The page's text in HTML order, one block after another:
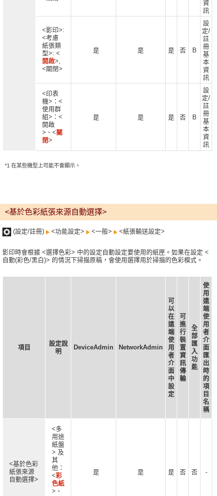
資
訊
<影印>:
<考慮
紙張類
型>: <
開啟>,
<關閉>
是 是 是 否 B
設
定/
註
冊
基
本
資
訊
<印表
機>：<
使用群
組>：<
開啟
>、< 關
閉>
是 是 是 否 B
設
定/
註
冊
基
本
資
訊
*1 在某些機型上可能不會顯示。
<基於色彩紙張來源自動選擇>
(設定/註冊) <功能設定> <一般> <紙張輸送設定>
影印時會根據 <選擇色彩> 中的設定自動設定要使用的紙匣。如果在設定 <
自動(彩色/黑白)> 的情況下掃描原稿，會使用選擇用於掃描的色彩模式。
項目
設定說
明
DeviceAdmin NetworkAdmin
可
以
在
遠
端
使
用
者
介
面
中
設
定
可
進
行
裝
置
資
訊
傳
輸
全
部
匯
入
功
能
使
用
遠
端
使
用
者
介
面
匯
出
時
的
項
目
名
稱
<基於色彩
紙張來源
自動選擇>
<多
用途
紙盤
> 及
其
他：
<彩
色紙
>、
是 是 是 否 否 -